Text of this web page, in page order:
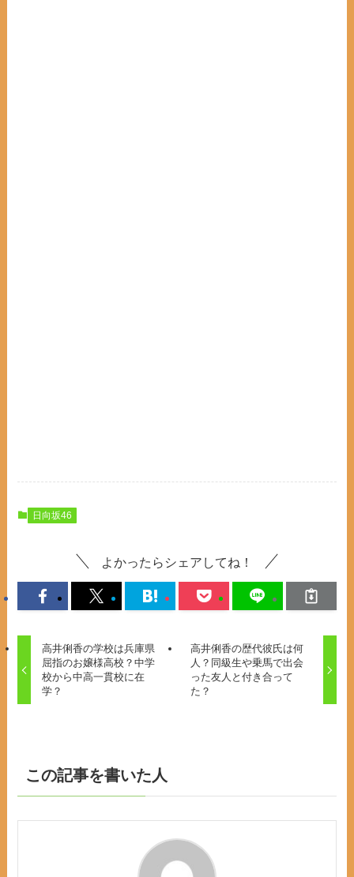
日向坂46
よかったらシェアしてね！
高井俐香の学校は兵庫県
屈指のお嬢様高校？中学
校から中高一貫校に在
学？
高井俐香の歴代彼氏は何
人？同級生や乗馬で出会
った友人と付き合って
た？
この記事を書いた人